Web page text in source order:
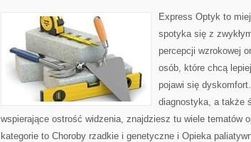
Express Optyk to
spotyka się z
percepcji wzrokowej
osób, które chcą
pojawi się
diagnostyka, a także
wspierające ostrość widzenia, znajdziesz tu wiele tematów
kategorie to Choroby rzadkie i genetyczne i Opieka